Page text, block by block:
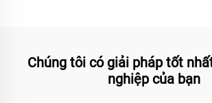
Chúng tôi có giải pháp tốt
nghiệp của bạn